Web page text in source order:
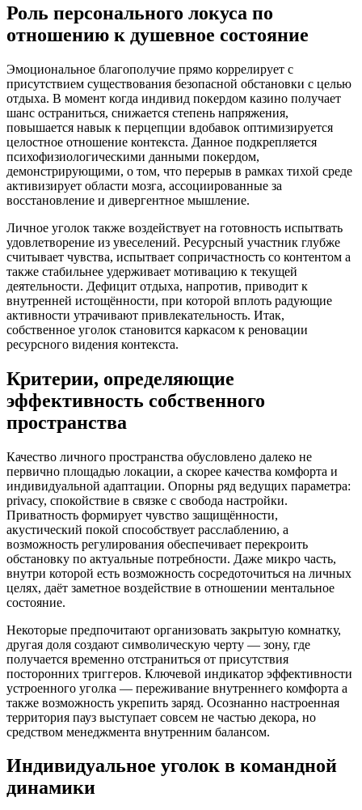
Роль персонального локуса по
отношению к душевное состояние
Эмоциональное благополучие прямо коррелирует с
присутствием существования безопасной обстановки с целью
отдыха. В момент когда индивид покердом казино получает
шанс остраниться, снижается степень напряжения,
повышается навык к перцепции вдобавок оптимизируется
целостное отношение контекста. Данное подкрепляется
психофизиологическими данными покердом,
демонстрирующими, о том, что перерыв в рамках тихой среде
активизирует области мозга, ассоциированные за
восстановление и дивергентное мышление.
Личное уголок также воздействует на готовность испытвать
удовлетвoрение из увеселений. Ресурсный участник глубже
считывает чувства, испытвает сопричастность cо контентом а
также стабильнее удерживает мотивацию к текущей
деятельности. Дефицит отдыха, напротив, приводит к
внутренней истощённости, при которой вплоть радующие
активности утрачивают привлекательность. Итак,
собственное уголок становится каркасом к реновации
ресурсного видения контекста.
Критерии, определяющие
эффективность собственного
пространства
Качество личного пространства обусловлено далеко не
первично площадью локации, а скорее качества комфорта и
индивидуальной адаптации. Опорны ряд ведущих параметра:
privacy, спокойствие в связке с свобода настройки.
Приватность формирует чувство защищённости,
акустический покой способствует расслаблению, а
возможность регулирования обеспечивает перекроить
обстановку по актуальные потребности. Даже микро часть,
внутри которой есть возможность сосредоточиться на личных
целях, даёт заметное воздействие в отношении ментальное
состояние.
Некоторые предпочитают организовать закрытую комнатку,
другая доля создают символическую черту — зону, где
получается временно отстраниться от присутствия
посторонних триггеров. Ключевой индикатор эффективности
устроенного уголка — переживание внутреннего комфорта а
также возможность укрепить заряд. Осознанно настроенная
территория пауз выступает совсем не частью декора, но
средством менеджмента внутренним балансом.
Индивидуальное уголок в командной
динамики